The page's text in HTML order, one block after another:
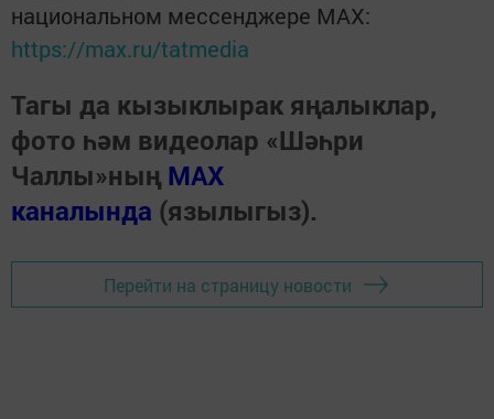
национальном мессенджере MАХ:
https://max.ru/tatmedia
Тагы да кызыклырак яңалыклар,
фото һәм видеолар «Шәһри
Чаллы»ның MAX
каналында (язылыгыз).
Перейти на страницу новости